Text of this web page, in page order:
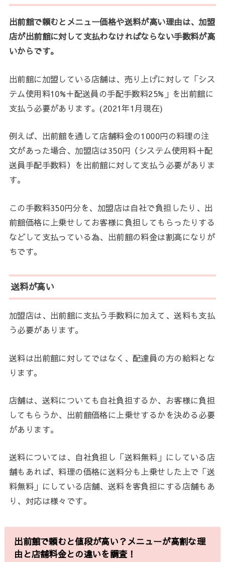
出前館で頼むとメニュー価格や送料が高い理由は、加盟
店が出前館に対して支払わなければならない手数料が高
いからです。
出前館に加盟している店舗は、売り上げに対して「シス
テム使用料10%＋配送員の手配手数料25%」を出前館に
支払う必要があります。(2021年1月現在)
例えば、出前館を通して店舗料金の1000円の料理の注
文があった場合、加盟店は350円（システム使用料＋配
送員手配手数料）を出前館に対して支払う必要がありま
す。
この手数料350円分を、加盟店は自社で負担したり、出
前館価格に上乗せしてお客様に負担してもらったりする
などして支払っている為、出前館の料金は割高になりが
ちです。
送料が高い
加盟店は、出前館に支払う手数料に加えて、送料も支払
う必要があります。
送料は出前館に対してではなく、配達員の方の給料とな
ります。
店舗は、送料についても自社負担するか、お客様に負担
してもらうか、出前館価格に上乗せするかを決める必要
があります。
送料については、自社負担し「送料無料」にしている店
舗もあれば、料理の価格に送料分も上乗せした上で「送
料無料」にしている店舗、送料を客負担にする店舗もあ
り、対応は様々です。
出前館で頼むと値段が高い？メニューが高割な理
由と店舗料金との違いを調査！